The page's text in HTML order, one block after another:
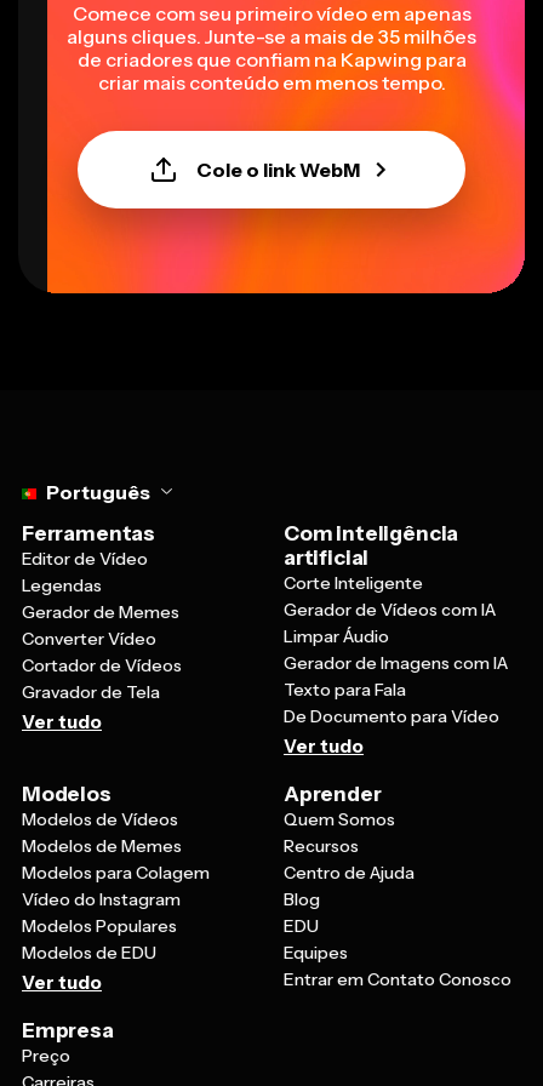
alguns cliques. Junte-se a mais de 35 milhões
de criadores que confiam na Kapwing para
criar mais conteúdo em menos tempo.
Ferramentas
Editor de Vídeo
Legendas
Gerador de Memes
Converter Vídeo
Cortador de Vídeos
Gravador de Tela
Ver tudo
artificial
Corte Inteligente
Gerador de Vídeos com IA
Limpar Áudio
Gerador de Imagens com IA
Texto para Fala
De Documento para Vídeo
Ver tudo
Modelos de Vídeos
Modelos de Memes
Modelos para Colagem
Vídeo do Instagram
Modelos Populares
Modelos de EDU
Ver tudo
Quem Somos
Recursos
Centro de Ajuda
Blog
EDU
Equipes
Entrar em Contato Conosco
Preço
Carreiras